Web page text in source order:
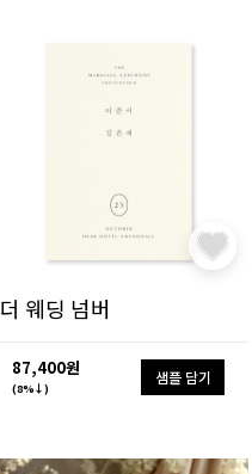
더 웨딩 넘버
87,400원
(8%↓)
샘플 담기